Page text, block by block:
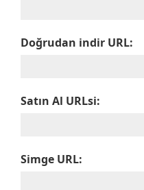
Doğrudan indir URL:
Satın Al URLsi:
Simge URL: